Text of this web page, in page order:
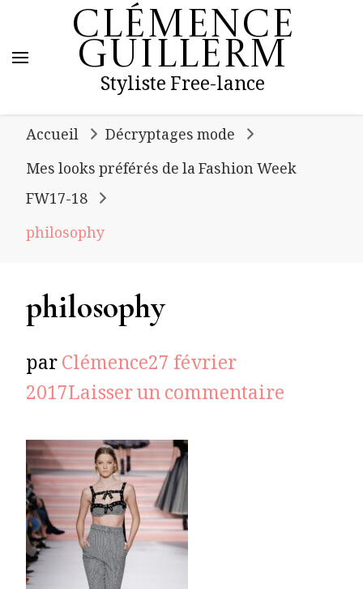
Clémence
Guillerm
Styliste Free-lance
Accueil
Décryptages mode
Mes looks préférés de la Fashion Week
FW17-18
philosophy
philosophy
parClémence27 février
2017Laisser un commentaire